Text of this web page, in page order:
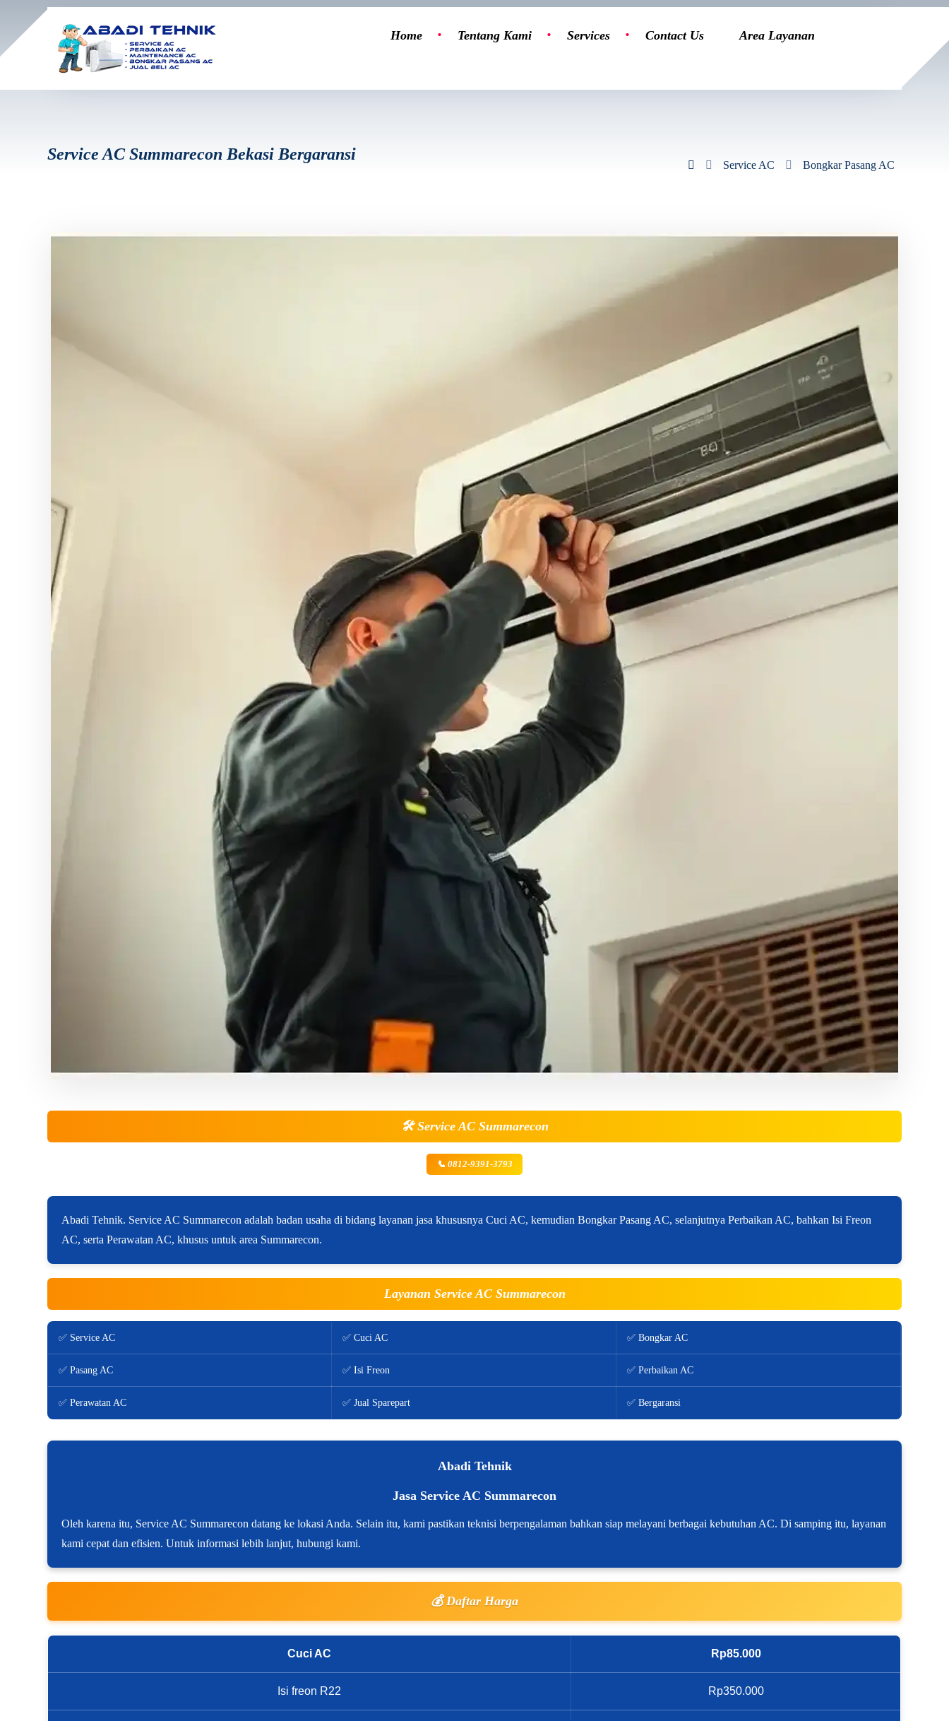
Home Tentang Kami Services Contact Us Area Layanan
Service AC Summarecon Bekasi Bergaransi
Service AC Bongkar Pasang AC
🛠️Service AC Summarecon
📞 0812-9391-3793
Abadi Tehnik. Service AC Summarecon adalah badan usaha di bidang layanan jasa khususnya Cuci AC, kemudian Bongkar Pasang AC, selanjutnya Perbaikan AC, bahkan Isi Freon
AC, serta Perawatan AC, khusus untuk area Summarecon.
Layanan Service AC Summarecon
✅ Service AC ✅ Cuci AC ✅ Bongkar AC
✅ Pasang AC ✅ Isi Freon ✅ Perbaikan AC
✅ Perawatan AC ✅ Jual Sparepart ✅ Bergaransi
Abadi Tehnik
Jasa Service AC Summarecon
Oleh karena itu, Service AC Summarecon datang ke lokasi Anda. Selain itu, kami pastikan teknisi berpengalaman bahkan siap melayani berbagai kebutuhan AC. Di samping itu, layanan
kami cepat dan efisien. Untuk informasi lebih lanjut, hubungi kami.
💰 Daftar Harga
Cuci AC Rp85.000
Isi freon R22 Rp350.000